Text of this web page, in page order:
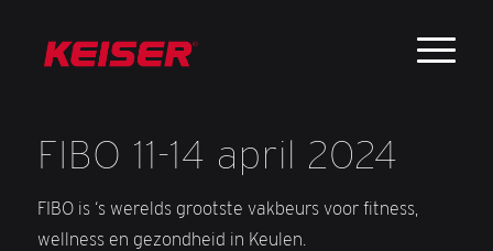
FIBO 11-14 april 2024
FIBO is ‘s werelds grootste vakbeurs voor fitness,
wellness en gezondheid in Keulen.